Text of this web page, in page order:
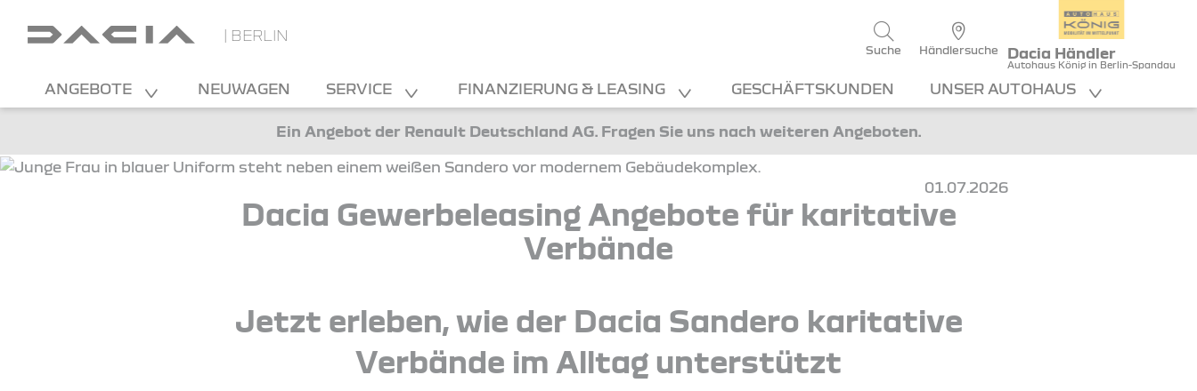
| BERLIN
Suche Händlersuche Dacia Händler
Autohaus König in Berlin-Spandau
ANGEBOTE NEUWAGEN SERVICE FINANZIERUNG & LEASING GESCHÄFTSKUNDEN UNSER AUTOHAUS
Ein Angebot der Renault Deutschland AG. Fragen Sie uns nach weiteren Angeboten.
01.07.2026
Dacia Gewerbeleasing Angebote für karitative
Verbände
Jetzt erleben, wie der Dacia Sandero karitative
Verbände im Alltag unterstützt